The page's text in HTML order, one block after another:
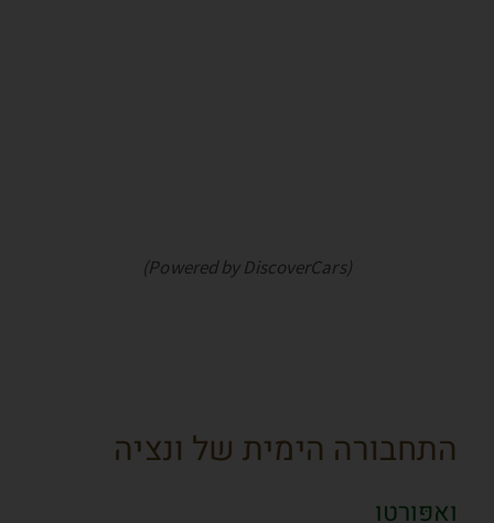
(Powered by DiscoverCars)
התחבורה הימית של ונציה
וָאפּורֶטו